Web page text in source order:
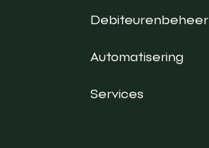
Debiteurenbeheer
Automatisering
Services